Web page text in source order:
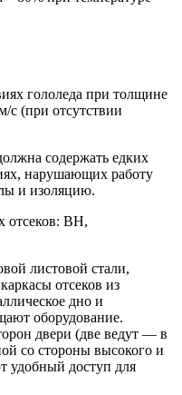
гололеда при толщине
с (при отсутствии
содержать едких
нарушающих работу
и изоляцию.
отсеков: ВН,
листовой стали,
отсеков из
дно и
оборудование.
двери (две ведут — в
со стороны высокого и
удобный доступ для